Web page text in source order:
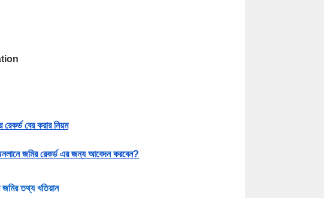
বের করার নিয়ম
জমির রেকর্ড এর জন্য আবেদন করবেন?
তথ্য খতিয়ান